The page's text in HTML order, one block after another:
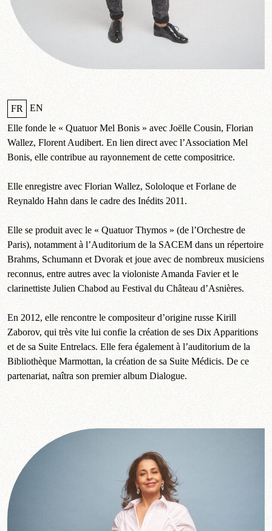
FR
EN
Elle fonde le « Quatuor Mel Bonis » avec Joëlle Cousin, Florian
Wallez, Florent Audibert. En lien direct avec l’Association Mel
Bonis, elle contribue au rayonnement de cette compositrice.
Elle enregistre avec Florian Wallez, Sololoque et Forlane de
Reynaldo Hahn dans le cadre des Inédits 2011.
Elle se produit avec le « Quatuor Thymos » (de l’Orchestre de
Paris), notamment à l’Auditorium de la SACEM dans un répertoire
Brahms, Schumann et Dvorak et joue avec de nombreux musiciens
reconnus, entre autres avec la violoniste Amanda Favier et le
clarinettiste Julien Chabod au Festival du Château d’Asnières.
En 2012, elle rencontre le compositeur d’origine russe Kirill
Zaborov, qui très vite lui confie la création de ses Dix Apparitions
et de sa Suite Entrelacs. Elle fera également à l’auditorium de la
Bibliothèque Marmottan, la création de sa Suite Médicis. De ce
partenariat, naîtra son premier album Dialogue.